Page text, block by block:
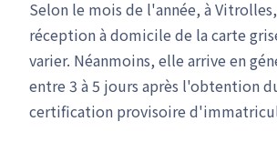
Selon le mois de l'année, à
réception à domicile de la carte
varier. Néanmoins, elle arrive en
entre 3 à 5 jours après l'obtention
certification provisoire